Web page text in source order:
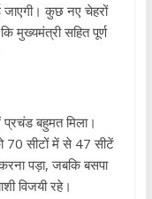
जाएगी। कुछ नए चेहरों
मुख्यमंत्री सहित पूर्ण
प्रचंड बहुमत मिला।
70 सीटों में से 47 सीटें
पड़ा, जबकि बसपा
विजयी रहे।